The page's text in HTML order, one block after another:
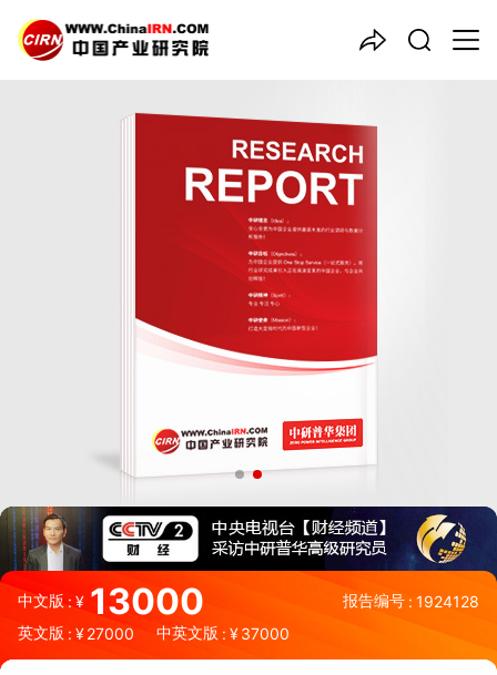
中文版:¥ 13000 报告编号 : 1924128
英文版 : ¥27000 中英文版 : ¥37000
中国产业咨询领导者
2026-2030年中国
行业发展趋势与投资战略咨询
报告
品质保障，一年免费更新维护
报告编号：1924128
出版日期：2026年1月
《2026-2030年中国通信电源行业发展趋势与投资战略咨询报
告》由中研普华通信电源行业分析专家领衔撰写，主要分析了通信
电源行业的市场规模、发展现状与投资前景，同时对通信电源行业
的未来发展做出科学的趋势预测和专业的通信电源行业数据分析，
帮助客户评估通信电源行业投资价值。
27年研究经验，深度洞察行业驱动力
多元化、高学历的实战型精英团队